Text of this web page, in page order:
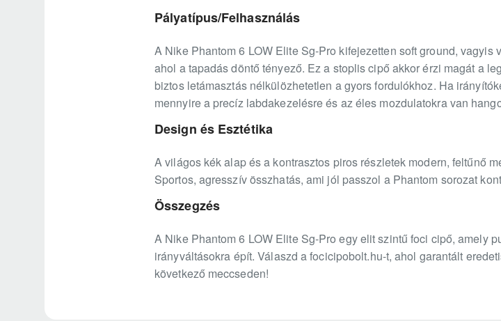
Pályatípus/Felhasználás
A Nike Phantom 6 LOW Elite Sg-Pro kifejezetten soft ground,
ahol a tapadás döntő tényező. Ez a stoplis cipő akkor érzi magát a
biztos letámasztás nélkülözhetetlen a gyors fordulókhoz. Ha
mennyire a precíz labdakezelésre és az éles mozdulatokra van
Design és Esztétika
A világos kék alap és a kontrasztos piros részletek modern, feltűnő
Sportos, agresszív összhatás, ami jól passzol a Phantom sorozat
Összegzés
A Nike Phantom 6 LOW Elite Sg-Pro egy elit szintű foci cipő, amely
irányváltásokra épít. Válaszd a focicipobolt.hu-t, ahol garantált
következő meccseden!